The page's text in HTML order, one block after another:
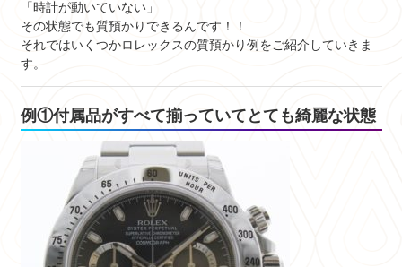
「時計が動いていない」
その状態でも質預かりできるんです！！
それではいくつかロレックスの質預かり例をご紹介していきま
す。
例①付属品がすべて揃っていてとても綺麗な状態